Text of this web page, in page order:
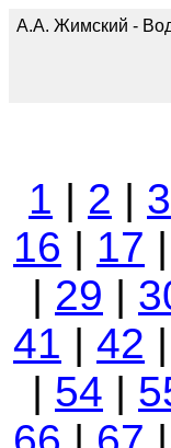
А.А. Жимский -
1 | 2 | 3
16 | 17 |
| 29 |
41 | 42 |
| 54 |